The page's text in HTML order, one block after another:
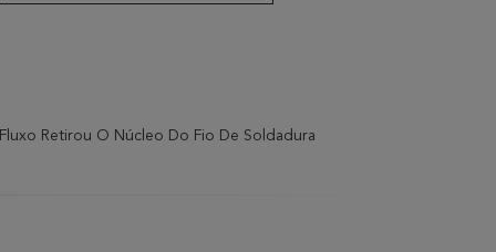
Retirou O Núcleo Do Fio De Soldadura